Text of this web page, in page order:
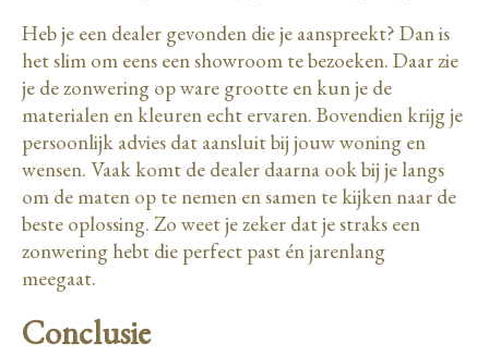
Heb je een dealer gevonden die je aanspreekt? Dan is
het slim om eens een showroom te bezoeken. Daar zie
je de zonwering op ware grootte en kun je de
materialen en kleuren echt ervaren. Bovendien krijg je
persoonlijk advies dat aansluit bij jouw woning en
wensen. Vaak komt de dealer daarna ook bij je langs
om de maten op te nemen en samen te kijken naar de
beste oplossing. Zo weet je zeker dat je straks een
zonwering hebt die perfect past én jarenlang
meegaat.
Conclusie